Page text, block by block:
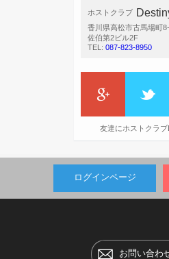
ホストクラブ
香川県高松市古馬場町
佐伯第2ビル2F
TEL: 087-823-8950
友達にホストクラ
ログインページ
お問い合わ